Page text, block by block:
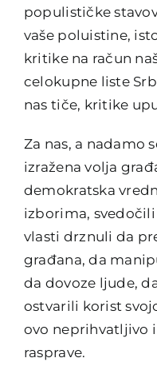
populističke
vaše poluistine,
kritike na račun
celokupne liste
nas tiče, kritike
Za nas, a nadamo
izražena volja
demokratska
izborima,
vlasti drznuli da
građana, da
da dovoze ljude,
ostvarili korist
ovo neprihvatljivo
rasprave.